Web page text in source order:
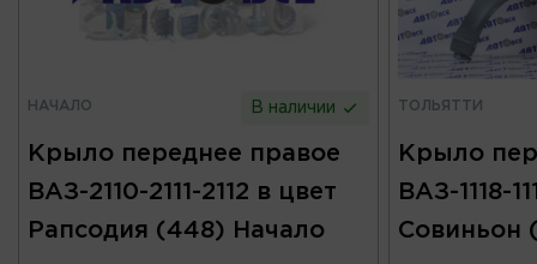
НАЧАЛО В наличии
Крыло переднее правое
ВАЗ-2110-2111-2112 в цвет
Рапсодия (448) Начало
ТОЛЬЯТТИ
Крыло
ВАЗ-1118-
Совиньон